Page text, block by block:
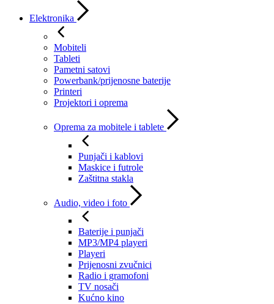
Elektronika
Mobiteli
Tableti
Pametni satovi
Powerbank/prijenosne baterije
Printeri
Projektori i oprema
Oprema za mobitele i tablete
Punjači i kablovi
Maskice i futrole
Zaštitna stakla
Audio, video i foto
Baterije i punjači
MP3/MP4 playeri
Playeri
Prijenosni zvučnici
Radio i gramofoni
TV nosači
Kućno kino